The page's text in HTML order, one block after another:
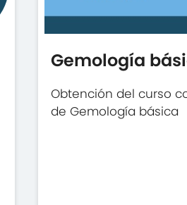
Gemología
Obtención del curso
de Gemología básica